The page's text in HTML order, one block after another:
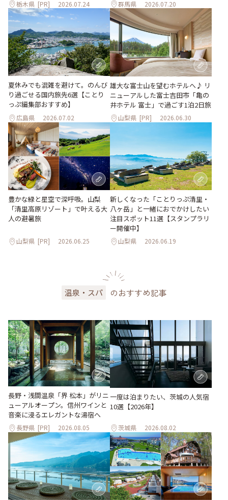
栃木県 [PR] 2026.07.24 群馬県 2026.07.20
夏休みでも混雑を避けて。のんび
り過ごせる国内旅先6選【ことり
っぷ編集部おすすめ】
広島県 2026.07.02
雄大な富士山を望むホテルへ♪ リ
ニューアルした富士吉田市「亀の
井ホテル 富士」で過ごす1泊2日旅
山梨県 [PR] 2026.06.30
豊かな緑と星空で深呼吸。山梨
「清里高原リゾート」で叶える大
人の避暑旅
山梨県 [PR] 2026.06.25
新しくなった「ことりっぷ清里・
八ヶ岳」と一緒におでかけしたい
注目スポット11選【スタンプラリ
ー開催中】
山梨県 2026.06.19
温泉・スパ のおすすめ記事
長野・浅間温泉「界 松本」がリニ
ューアルオープン。信州ワインと
音楽に浸るエレガントな湯宿へ
長野県 [PR] 2026.08.05
一度は泊まりたい、茨城の人気宿
10選【2026年】
茨城県 2026.08.02